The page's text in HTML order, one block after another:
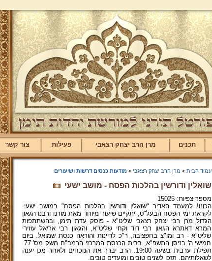
תכנים מרן הרב יצחק רצאבי פעילות צור קשר
עמוד הבית > מרן הרב יצחק רצאבי >מודעות כנסים דרשות ושיעורים
שואלין ודורשין בהלכות הפסח - מושב ישעי
מספר צפיות: 15025
הכונו! למעמד האדיר "שואלין ודורשין בהלכות הפסח" במושב ישעי.
לקראת ימי הפסח הבעל"ט, יתקיים שיעור מיוחד מאת מורנו ורבנו הגאון
הגדול מרן רבי יצחק רצאבי שליט"א - פוסק עדת תימן, ובהשתתפות
המרא דאתרא הגאון רבי דוד וקחי שליט"א, והגאון רבי אריאל עוזירי
שליט"א - רב ומו"צ בחפציבה, ר"כ לדיינות והוראה כנסת שמואל. ביום
חמישי ה' בניסן התשפ"א, בבית הכנסת המרכזי הרמב"ם משק מס' 77.
תפילת ערבית בשעה 19:00. הרב יברך את הנוכחים ולאחר מכן יענה
לשאלותיהם. תזכו לשנים טובים ומועדים טובים.